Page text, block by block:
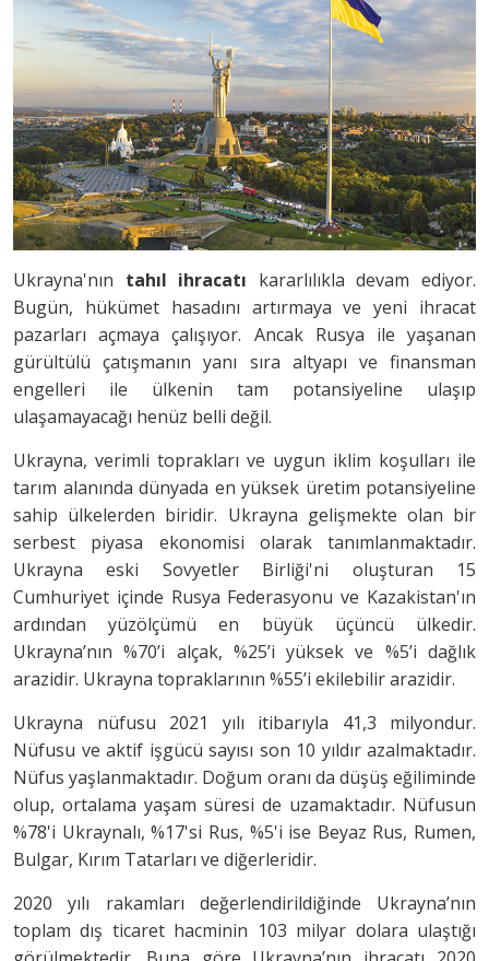
Ukrayna'nın tahıl ihracatı kararlılıkla devam ediyor.
Bugün, hükümet hasadını artırmaya ve yeni ihracat
pazarları açmaya çalışıyor. Ancak Rusya ile yaşanan
gürültülü çatışmanın yanı sıra altyapı ve finansman
engelleri ile ülkenin tam potansiyeline ulaşıp
ulaşamayacağı henüz belli değil.
Ukrayna, verimli toprakları ve uygun iklim koşulları ile
tarım alanında dünyada en yüksek üretim potansiyeline
sahip ülkelerden biridir. Ukrayna gelişmekte olan bir
serbest piyasa ekonomisi olarak tanımlanmaktadır.
Ukrayna eski Sovyetler Birliği'ni oluşturan 15
Cumhuriyet içinde Rusya Federasyonu ve Kazakistan'ın
ardından yüzölçümü en büyük üçüncü ülkedir.
Ukrayna’nın %70’i alçak, %25’i yüksek ve %5’i dağlık
arazidir. Ukrayna topraklarının %55’i ekilebilir arazidir.
Ukrayna nüfusu 2021 yılı itibarıyla 41,3 milyondur.
Nüfusu ve aktif işgücü sayısı son 10 yıldır azalmaktadır.
Nüfus yaşlanmaktadır. Doğum oranı da düşüş eğiliminde
olup, ortalama yaşam süresi de uzamaktadır. Nüfusun
%78'i Ukraynalı, %17'si Rus, %5'i ise Beyaz Rus, Rumen,
Bulgar, Kırım Tatarları ve diğerleridir.
2020 yılı rakamları değerlendirildiğinde Ukrayna’nın
toplam dış ticaret hacminin 103 milyar dolara ulaştığı